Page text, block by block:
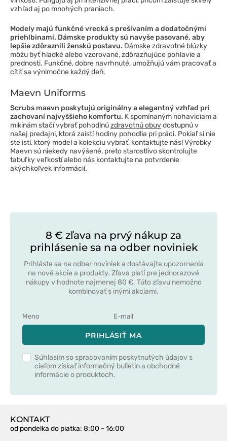
vzhľad aj po mnohých praniach.
Modely majú funkčné vrecká s prešívaním a dodatočnými
priehlbinami. Dámske produkty sú navyše pasované, aby
lepšie zdôraznili ženskú postavu. Dámske zdravotné blúzky
môžu byť hladké alebo vzorované, zdôrazňujúce pohlavie a
prednosti. Funkčné, dobre navrhnuté, umožňujú vám pracovať a
cítiť sa výnimočne každý deň.
Maevn Uniforms
Scrubs maevn poskytujú originálny a elegantný vzhľad pri
zachovaní najvyššieho komfortu. K spomínaným nohaviciam a
mikinám stačí vybrať pohodlnúzdravotnú obuvdostupnú v
našej predajni, ktorá zaistí hodiny pohodlia pri práci. Pokiaľ si nie
ste istí, ktorý model a kolekciu vybrať, kontaktujte nás! Výrobky
Maevn sú niekedy navýšené, preto starostlivo skontrolujte
tabuľky veľkostí alebo nás kontaktujte na potvrdenie
akýchkoľvek informácií.
8 € zľava na prvý nákup za
prihlásenie sa na odber noviniek
Prihláste sa na odber noviniek a dostávajte upozornenia
na nové akcie a produkty. Zľava platí pre jednorazové
nákupy v hodnote najmenej 80 €. Túto zľavu nemožno
kombinovať s inými akciami.
PRIHLÁSIŤ MA
Súhlasím so spracovaním poskytnutých údajov s
cieľom získať informačný bulletin a obchodné
informácie o produktoch.
KONTAKT
od pondelka do piatka: 8:00 - 16:00